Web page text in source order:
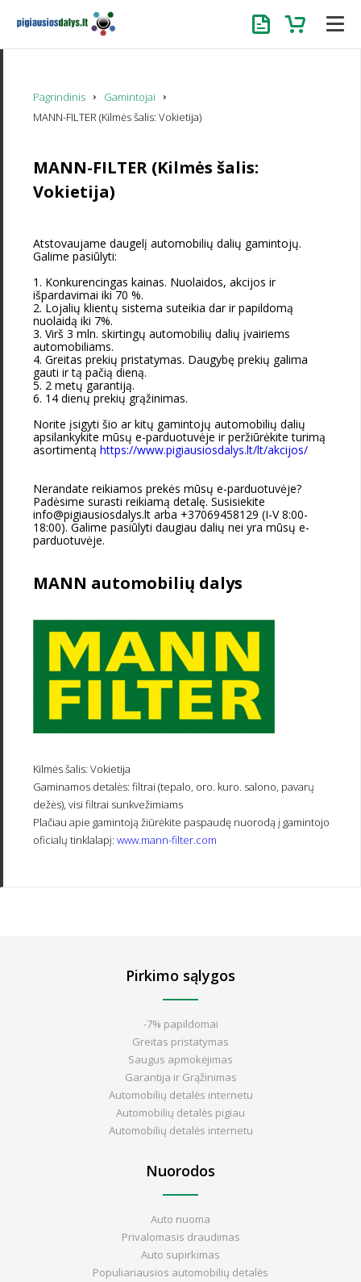
UžklausaKrepšelis
Pagrindinis
Gamintojai
MANN-FILTER (Kilmės šalis: Vokietija)
MANN-FILTER (Kilmės šalis:
Vokietija)
Atstovaujame daugelį automobilių dalių gamintojų.
Galime pasiūlyti:
1. Konkurencingas kainas. Nuolaidos, akcijos ir
išpardavimai iki 70 %.
2. Lojalių klientų sistema suteikia dar ir papildomą
nuolaidą iki 7%.
3. Virš 3 mln. skirtingų automobilių dalių įvairiems
automobiliams.
4. Greitas prekių pristatymas. Daugybę prekių galima
gauti ir tą pačią dieną.
5. 2 metų garantiją.
6. 14 dienų prekių grąžinimas.
Norite įsigyti šio ar kitų gamintojų automobilių dalių
apsilankykite mūsų e-parduotuvėje ir peržiūrėkite turimą
asortimentą https://www.pigiausiosdalys.lt/lt/akcijos/
Nerandate reikiamos prekės mūsų e-parduotuvėje?
Padėsime surasti reikiamą detalę. Susisiekite
info@pigiausiosdalys.lt arba +37069458129 (I-V 8:00-
18:00). Galime pasiūlyti daugiau dalių nei yra mūsų e-
parduotuvėje.
MANN automobilių dalys
Kilmės šalis: Vokietija
Gaminamos detalės: filtrai (tepalo, oro. kuro. salono, pavarų
dežės), visi filtrai sunkvežimiams
Plačiau apie gamintoją žiūrėkite paspaudę nuorodą į gamintojo
oficialų tinklalapį: www.mann-filter.com
Pirkimo sąlygos
-7% papildomai
Greitas pristatymas
Saugus apmokėjimas
Garantija ir Grąžinimas
Automobilių detalės internetu
Automobilių detalės pigiau
Automobilių detalės internetu
Nuorodos
Auto nuoma
Privalomasis draudimas
Auto supirkimas
Populiariausios automobilių detalės